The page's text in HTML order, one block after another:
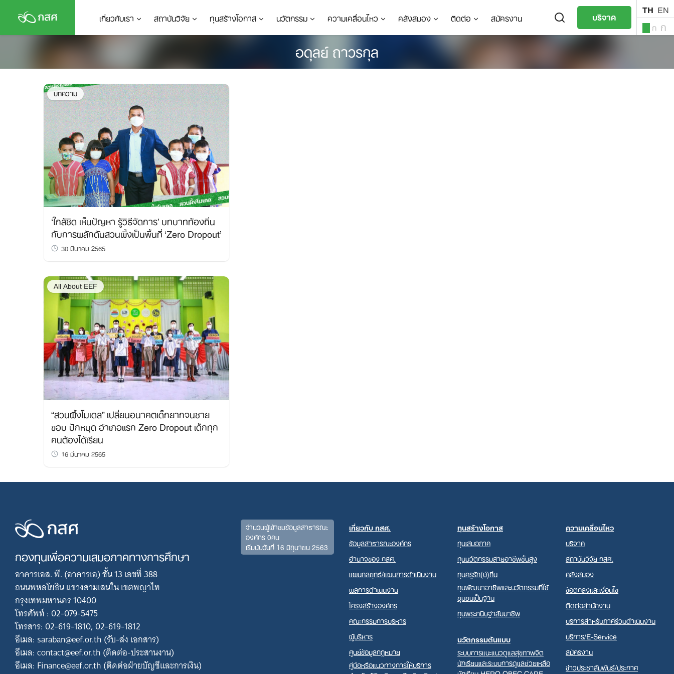
content
เกี่ยวกับเรา สถาบันวิจัย ทุนสร้างโอกาส นวัตกรรม ความเคลื่อนไหว คลังสมอง ติดต่อ สมัครงาน บริจาค TH EN
ก ก
อดุลย์ ถาวรกุล
บทความ
‘ใกล้ชิด เห็นปัญหา รู้วิธีจัดการ’ บทบาทท้องถิ่น
กับการผลักดันสวนผึ้งเป็นพื้นที่ ‘Zero Dropout’
30 มีนาคม 2565
All About EEF
“สวนผึ้งโมเดล” เปลี่ยนอนาคตเด็กยากจนชาย
ขอบ ปักหมุด อำเภอแรก Zero Dropout เด็กทุก
คนต้องได้เรียน
16 มีนาคม 2565
กองทุนเพื่อความเสมอภาคทางการศึกษา
อาคารเอส. พี. (อาคารเอ) ชั้น 13 เลขที่ 388
ถนนพหลโยธิน แขวงสามเสนใน เขตพญาไท
กรุงเทพมหานคร 10400
โทรศัพท์ : 02-079-5475
โทรสาร: 02-619-1810, 02-619-1812
อีเมล: saraban@eef.or.th (รับ-ส่ง เอกสาร)
อีเมล: contact@eef.or.th (ติดต่อ-ประสานงาน)
อีเมล: Finance@eef.or.th (ติดต่อฝ่ายบัญชีและการเงิน)
จำนวนผู้เข้าชมข้อมูลสาธารณะ
องค์กร 0คน
เริ่มนับวันที่ 16 มิถุนายน 2563
เกี่ยวกับ กสศ.
ข้อมูลสาธารณะองค์กร
อำนาจของ กสศ.
แผนกลยุทธ์/แผนการดำเนินงาน
ผลการดำเนินงาน
โครงสร้างองค์กร
คณะกรรมการบริหาร
ผู้บริหาร
ศูนย์ข้อมูลกฎหมาย
คู่มือหรือแนวทางการให้บริการ
ทุนสร้างโอกาส
ทุนเสมอภาค
ทุนนวัตกรรมสายอาชีพชั้นสูง
ทุนครูรัก(ษ์)ถิ่น
ทุนพัฒนาอาชีพและนวัตกรรมที่ใช้
ชุมชนเป็นฐาน
ทุนพระกนิษฐาสัมมาชีพ
นวัตกรรมต้นแบบ
ระบบการแนะแนวดูแลสุขภาพจิต
นักเรียนและระบบการดูแลช่วยเหลือ
ความเคลื่อนไหว
บริจาค
สถาบันวิจัย กสศ.
คลังสมอง
ข้อตกลงและเงื่อนไข
ติดต่อสำนักงาน
บริการสำหรับภาคีร่วมดำเนินงาน
บริการ/E-Service
สมัครงาน
ข่าวประชาสัมพันธ์/ประกาศ